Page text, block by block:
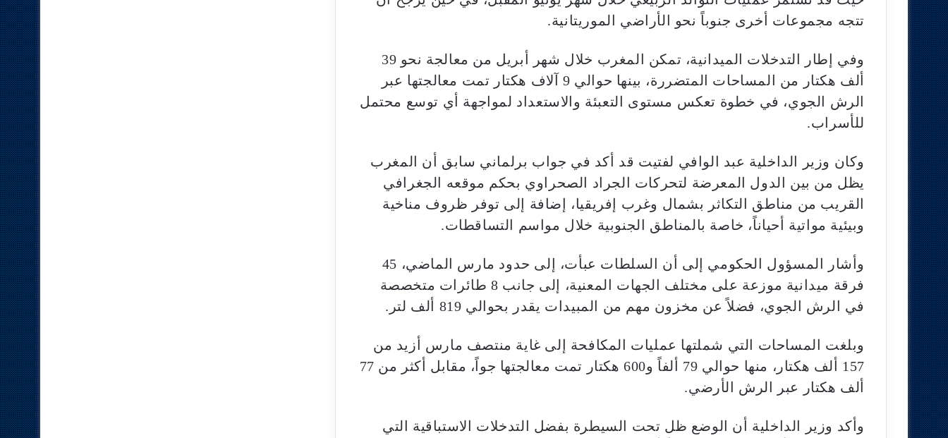
تتجه مجموعات أخرى جنوباً نحو الأراضي الموريتانية.
وفي إطار التدخلات الميدانية، تمكن المغرب خلال شهر أبريل من معالجة نحو 39
ألف هكتار من المساحات المتضررة، بينها حوالي 9 آلاف هكتار تمت معالجتها عبر
الرش الجوي، في خطوة تعكس مستوى التعبئة والاستعداد لمواجهة أي توسع محتمل
للأسراب.
وكان وزير الداخلية عبد الوافي لفتيت قد أكد في جواب برلماني سابق أن المغرب
يظل من بين الدول المعرضة لتحركات الجراد الصحراوي بحكم موقعه الجغرافي
القريب من مناطق التكاثر بشمال وغرب إفريقيا، إضافة إلى توفر ظروف مناخية
وبيئية مواتية أحياناً، خاصة بالمناطق الجنوبية خلال مواسم التساقطات.
وأشار المسؤول الحكومي إلى أن السلطات عبأت، إلى حدود مارس الماضي، 45
فرقة ميدانية موزعة على مختلف الجهات المعنية، إلى جانب 8 طائرات متخصصة
في الرش الجوي، فضلاً عن مخزون مهم من المبيدات يقدر بحوالي 819 ألف لتر.
وبلغت المساحات التي شملتها عمليات المكافحة إلى غاية منتصف مارس أزيد من
157 ألف هكتار، منها حوالي 79 ألفاً و600 هكتار تمت معالجتها جواً، مقابل أكثر من 77
ألف هكتار عبر الرش الأرضي.
وأكد وزير الداخلية أن الوضع ظل تحت السيطرة بفضل التدخلات الاستباقية التي